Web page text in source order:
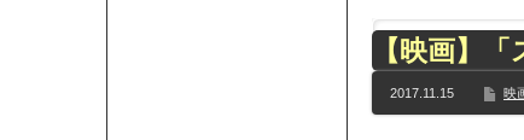
【TWICE】サナが佐藤健とダブル主演の映画
【乃木坂】TIFで披露したストライキダンスが大
【速報】石破首相 大敗の責任「両院議員総会
【映画】
2017.11.15 映